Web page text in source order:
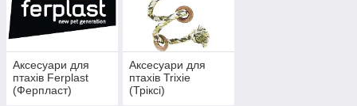
Аксесуари для
птахів Ferplast
(Ферпласт)
Аксесуари для
птахів Trixie
(Тріксі)